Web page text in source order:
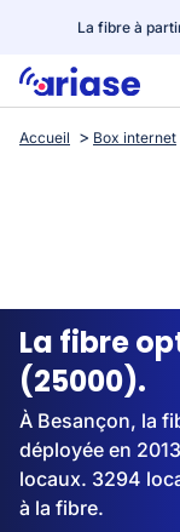
La fibre à
Box internet
Streaming
Accueil Box internet
La fibre
(25000).
À Besançon, la
déployée en
locaux. 3294
à la fibre.